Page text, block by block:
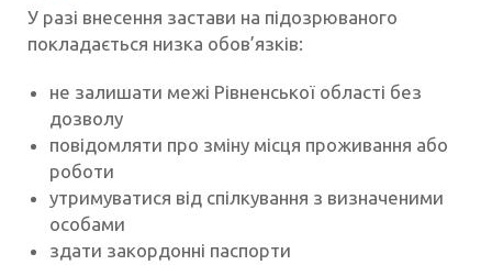
У разі внесення застави на підозрюваного
покладається низка обов’язків:
не залишати межі Рівненської області без
дозволу
повідомляти про зміну місця проживання або
роботи
утримуватися від спілкування з визначеними
особами
здати закордонні паспорти